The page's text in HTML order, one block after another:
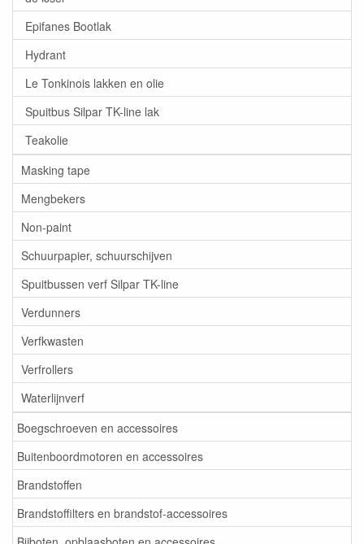
Epifanes Bootlak
Hydrant
Le Tonkinois lakken en olie
Spuitbus Silpar TK-line lak
Teakolie
Masking tape
Mengbekers
Non-paint
Schuurpapier, schuurschijven
Spuitbussen verf Silpar TK-line
Verdunners
Verfkwasten
Verfrollers
Waterlijnverf
Boegschroeven en accessoires
Buitenboordmotoren en accessoires
Brandstoffen
Brandstoffilters en brandstof-accessoires